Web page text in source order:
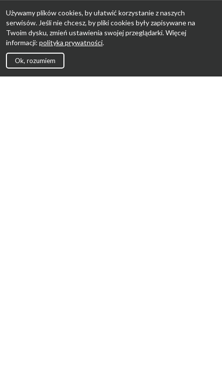
Używamy plików cookies, by ułatwić korzystanie z naszych
serwisów. Jeśli nie chcesz, by pliki cookies były zapisywane na
Twoim dysku, zmień ustawienia swojej przeglądarki. Więcej
informacji: polityka prywatności.
Ok, rozumiem